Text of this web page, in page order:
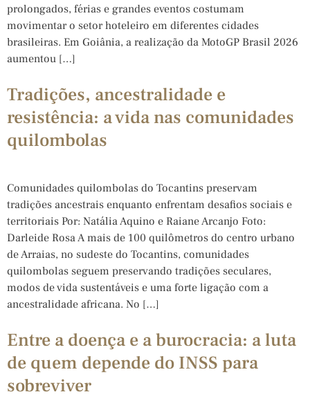
prolongados, férias e grandes eventos costumam
movimentar o setor hoteleiro em diferentes cidades
brasileiras. Em Goiânia, a realização da MotoGP Brasil 2026
aumentou […]
Tradições, ancestralidade e
resistência: a vida nas comunidades
quilombolas
Comunidades quilombolas do Tocantins preservam
tradições ancestrais enquanto enfrentam desafios sociais e
territoriais Por: Natália Aquino e Raiane Arcanjo Foto:
Darleide Rosa A mais de 100 quilômetros do centro urbano
de Arraias, no sudeste do Tocantins, comunidades
quilombolas seguem preservando tradições seculares,
modos de vida sustentáveis e uma forte ligação com a
ancestralidade africana. No […]
Entre a doença e a burocracia: a luta
de quem depende do INSS para
sobreviver